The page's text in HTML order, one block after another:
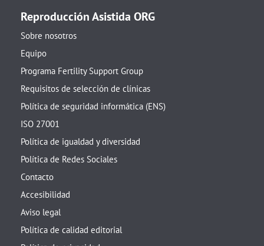
Reproducción Asistida ORG
Sobre nosotros
Equipo
Programa Fertility Support Group
Requisitos de selección de clínicas
Política de seguridad informática (ENS)
ISO 27001
Política de igualdad y diversidad
Política de Redes Sociales
Contacto
Accesibilidad
Aviso legal
Política de calidad editorial